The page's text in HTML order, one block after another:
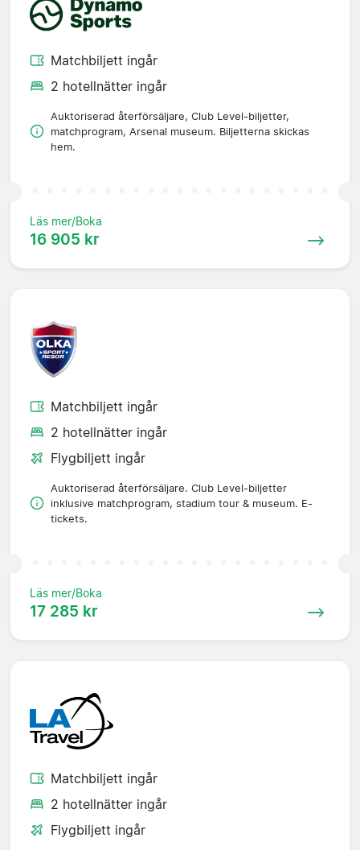
Matchbiljett ingår
2 hotellnätter ingår
Auktoriserad återförsäljare, Club Level-biljetter,
matchprogram, Arsenal museum. Biljetterna skickas
hem.
Läs mer/Boka
16 905 kr
Matchbiljett ingår
2 hotellnätter ingår
Flygbiljett ingår
Auktoriserad återförsäljare. Club Level-biljetter
inklusive matchprogram, stadium tour & museum. E-
tickets.
Läs mer/Boka
17 285 kr
Matchbiljett ingår
2 hotellnätter ingår
Flygbiljett ingår